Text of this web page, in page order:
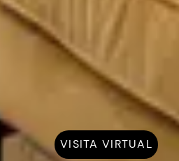
VISITA VIRTUAL